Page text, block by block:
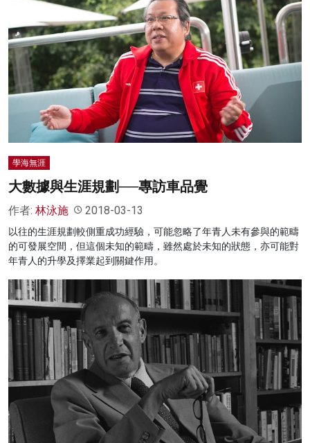
學海無涯
大數據與生涯規劃──專訪車品覺
作者: 林泳施 2018-03-13
以往的生涯規劃較側重成功經驗，可能忽略了年青人未有參與的範疇
的可發展空間，但這個未知的範疇，雖然處於未知的狀態，亦可能對
年青人的升學及擇業起到關鍵作用。